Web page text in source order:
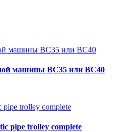
машины BC35 или BC40
pipe trolley complete